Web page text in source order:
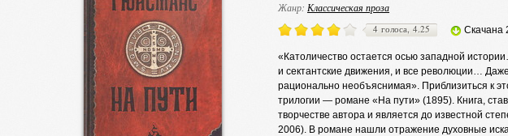
Жанр: Классическая проза
4 голоса, 4.25 Скачана
«Католичество остается осью западной
и сектантские движения, и все революции…
рационально необъяснимая». Приблизиться к
трилогии — романе «На пути» (1895). Книга,
творчестве автора и является до известной
2006). В романе нашли отражение духовные